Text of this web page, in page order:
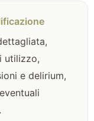
utilizzo,
e delirium,